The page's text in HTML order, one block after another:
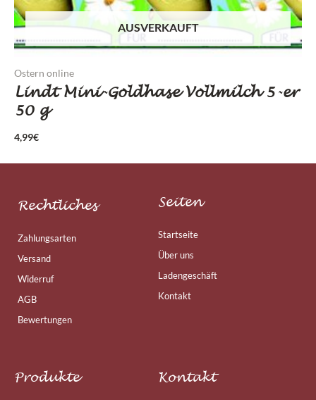
AUSVERKAUFT
Ostern online
Lindt Mini-Goldhase Vollmilch 5-er
50 g
4,99€
Rechtliches
Zahlungsarten
Versand
Widerruf
AGB
Bewertungen
Seiten
Startseite
Über uns
Ladengeschäft
Kontakt
Produkte Kontakt